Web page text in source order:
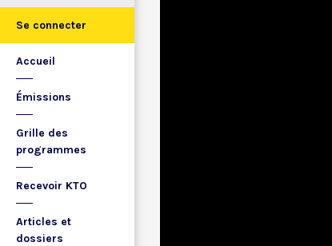
Se connecter
Accueil
Émissions
Grille des
programmes
Recevoir KTO
Articles et
dossiers